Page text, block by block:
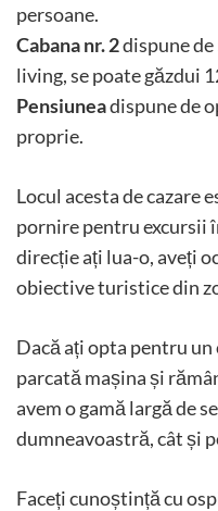
persoane.
Cabana nr. 2dispune de
living, se poate găzdui
Pensiuneadispune de
proprie.
Locul acesta de cazare
pornire pentru excursii
direcție ați lua-o, aveți
obiective turistice din
Dacă ați opta pentru
parcată mașina și
avem o gamă largă de
dumneavoastră, cât și
Faceți cunoștință cu